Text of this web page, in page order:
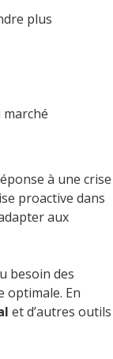
plus
à une crise
proactive dans
aux
besoin des
optimale. En
et d’autres outils